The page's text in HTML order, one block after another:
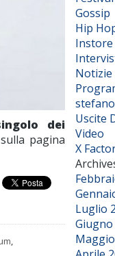
dei
pagina
Gossip
Hip
Notizie
Uscite
Video
X
Luglio
Giugno